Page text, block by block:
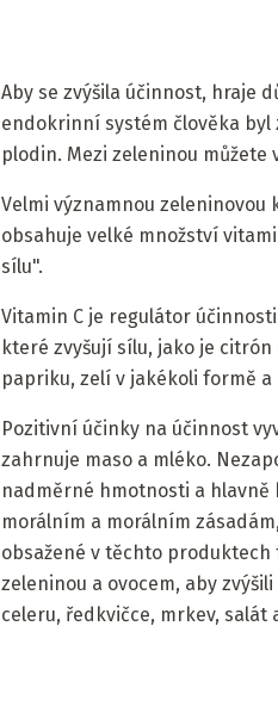
Aby se zvýšila účinnost, hraje
endokrinní systém člověka byl
plodin. Mezi zeleninou
Velmi významnou
obsahuje velké množství
sílu".
Vitamin C je regulátor
které zvyšují sílu, jako je
papriku, zelí v jakékoli formě a
Pozitivní účinky na účinnost
zahrnuje maso a mléko.
nadměrné hmotnosti a hlavně
morálním a morálním
obsažené v těchto
zeleninou a ovocem, aby
celeru, ředkvičce, mrkev, salát